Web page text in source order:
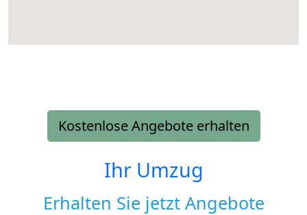
Kostenlose Angebote erhalten
Ihr Umzug
Erhalten Sie jetzt Angebote